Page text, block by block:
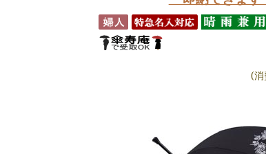
(消